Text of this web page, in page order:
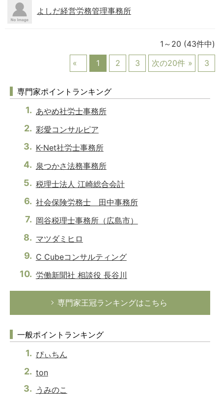
よしだ経営労務管理事務所
1～20 (43件中)
1
2 3 次の20件 3
専門家ポイントランキング
あやめ社労士事務所
彩愛コンサルピア
K-Net社労士事務所
泉つかさ法務事務所
税理士法人 江崎総合会計
社会保険労務士 田中事務所
岡谷税理士事務所（広島市）
マツダミヒロ
C Cubeコンサルティング
労働新聞社 相談役 長谷川
専門家王冠ランキングはこちら
一般ポイントランキング
ぴぃちん
ton
うみのこ